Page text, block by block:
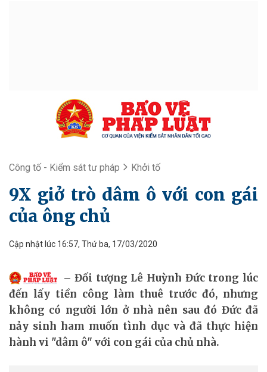
Công tố - Kiểm sát tư pháp Khởi tố
9X giở trò dâm ô với con gái
của ông chủ
Cập nhật lúc 16:57, Thứ ba, 17/03/2020
Đối tượng Lê Huỳnh Đức trong lúc
đến lấy tiền công làm thuê trước đó, nhưng
không có người lớn ở nhà nên sau đó Đức đã
nảy sinh ham muốn tình dục và đã thực hiện
hành vi "dâm ô" với con gái của chủ nhà.